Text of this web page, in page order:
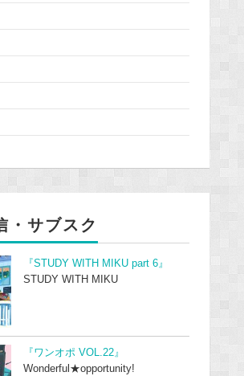
・サブスク
『STUDY WITH MIKU part 6』
STUDY WITH MIKU
『ワンオポ VOL.22』
Wonderful★opportunity!